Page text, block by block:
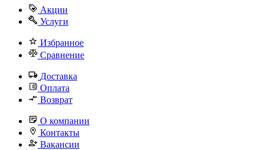
Акции
Услуги
Избранное
Сравнение
Доставка
Оплата
Возврат
О компании
Контакты
Вакансии